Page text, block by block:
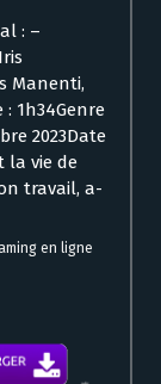
: –
Manenti,
1h34Genre
2023Date
la vie de
travail, a-
en ligne